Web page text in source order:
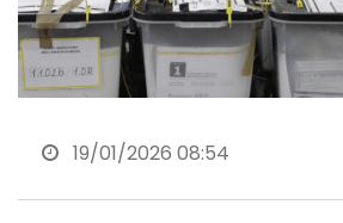
19/01/2026 08:54